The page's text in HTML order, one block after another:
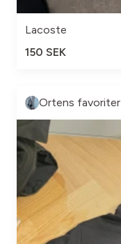
Lacoste
150 SEK
Ortens favoriter